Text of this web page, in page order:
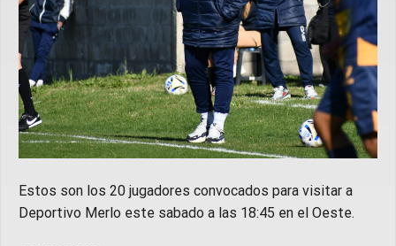
Estos son los 20 jugadores convocados para visitar a
Deportivo Merlo este sabado a las 18:45 en el Oeste.